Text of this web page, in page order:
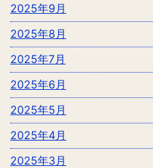
2025年9月
2025年8月
2025年7月
2025年6月
2025年5月
2025年4月
2025年3月